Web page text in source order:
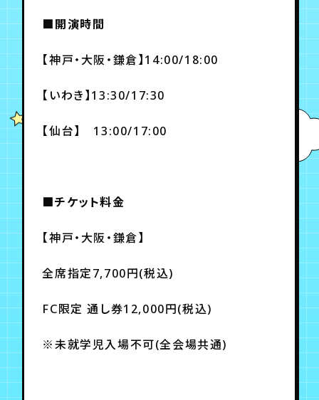
■開演時間
【神戸・大阪・鎌倉】14:00/18:00
【いわき】13:30/17:30
【仙台】 13:00/17:00
■チケット料金
【神戸・大阪・鎌倉】
全席指定7,700円(税込)
FC限定 通し券12,000円(税込)
※未就学児入場不可(全会場共通)